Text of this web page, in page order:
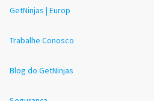
GetNinjas | Europ
Trabalhe Conosco
Blog do GetNinjas